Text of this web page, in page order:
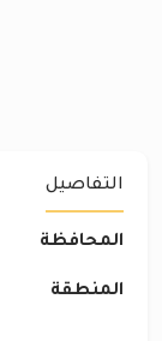
التفاصيل
المحافظة
المنطقة